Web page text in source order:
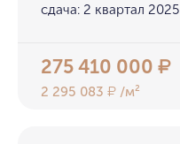
сдача: 2 квартал 2025
275 410 000₽
2 295 083₽ /м²